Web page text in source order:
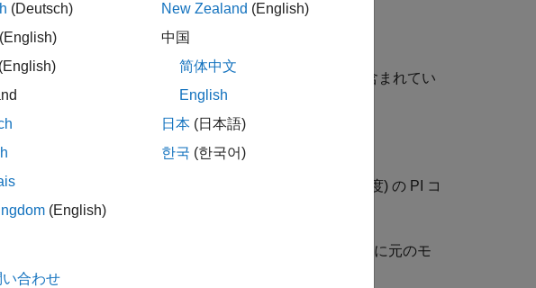
モデルに基づいています。モデルには以下が含まれてい
ズムを実装する内側のループ (電流) と外側のループ (速度) の PI コ
は、シミュレーションを必ず定常状態から開始するように元のモ
定ワークフローで使用する操作点として機能します。
(Deutsch)
(English)
(English)
(English)
New Zealand (English)
中国
简体中文
English
日本 (日本語)
한국 (한국어)
合わせ